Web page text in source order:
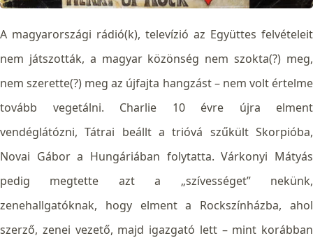
A magyarországi rádió(k), televízió az Együttes felvételeit
nem játszották, a magyar közönség nem szokta(?) meg,
nem szerette(?) meg az újfajta hangzást – nem volt értelme
tovább vegetálni. Charlie 10 évre újra elment
vendéglátózni, Tátrai beállt a trióvá szűkült Skorpióba,
Novai Gábor a Hungáriában folytatta. Várkonyi Mátyás
pedig megtette azt a „szívességet” nekünk,
zenehallgatóknak, hogy elment a Rockszínházba, ahol
szerző, zenei vezető, majd igazgató lett – mint korábban